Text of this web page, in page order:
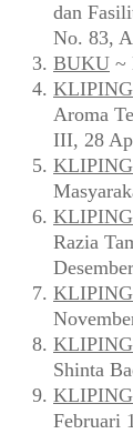
dan
No. 83,
BUKU ~
KLIPING
Aroma
III, 28
KLIPING
KLIPING
Razia
KLIPING
KLIPING
Shinta
KLIPING
Februari